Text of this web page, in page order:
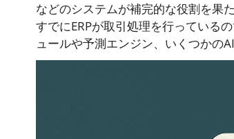
などのシステムが補完的な役割を果
すでにERPが取引処理を行っている
ュールや予測エンジン、いくつかの